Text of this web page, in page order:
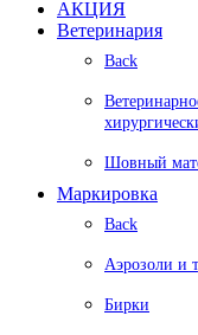
АКЦИЯ
Ветеринария
Back
Шовный
Маркировка
Back
Аэрозоли и
Бирки